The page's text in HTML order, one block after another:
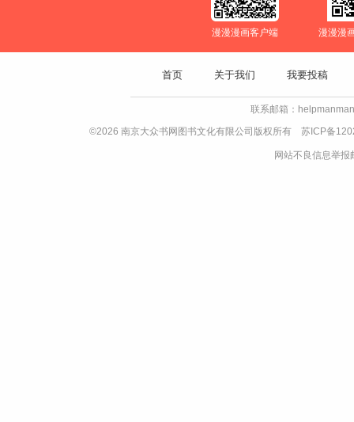
漫漫漫画客户端 漫漫漫
首页 关于我们 我要投稿
联系邮箱：
©2026 南京大众书网图书文化有限公司版权所有 苏ICP备
网站不良信息举